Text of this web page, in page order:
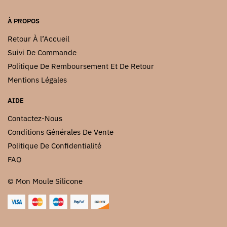
produit
À PROPOS
Retour À l’Accueil
Suivi De Commande
Politique De Remboursement Et De Retour
Mentions Légales
AIDE
Contactez-Nous
Conditions Générales De Vente
Politique De Confidentialité
FAQ
© Mon Moule Silicone